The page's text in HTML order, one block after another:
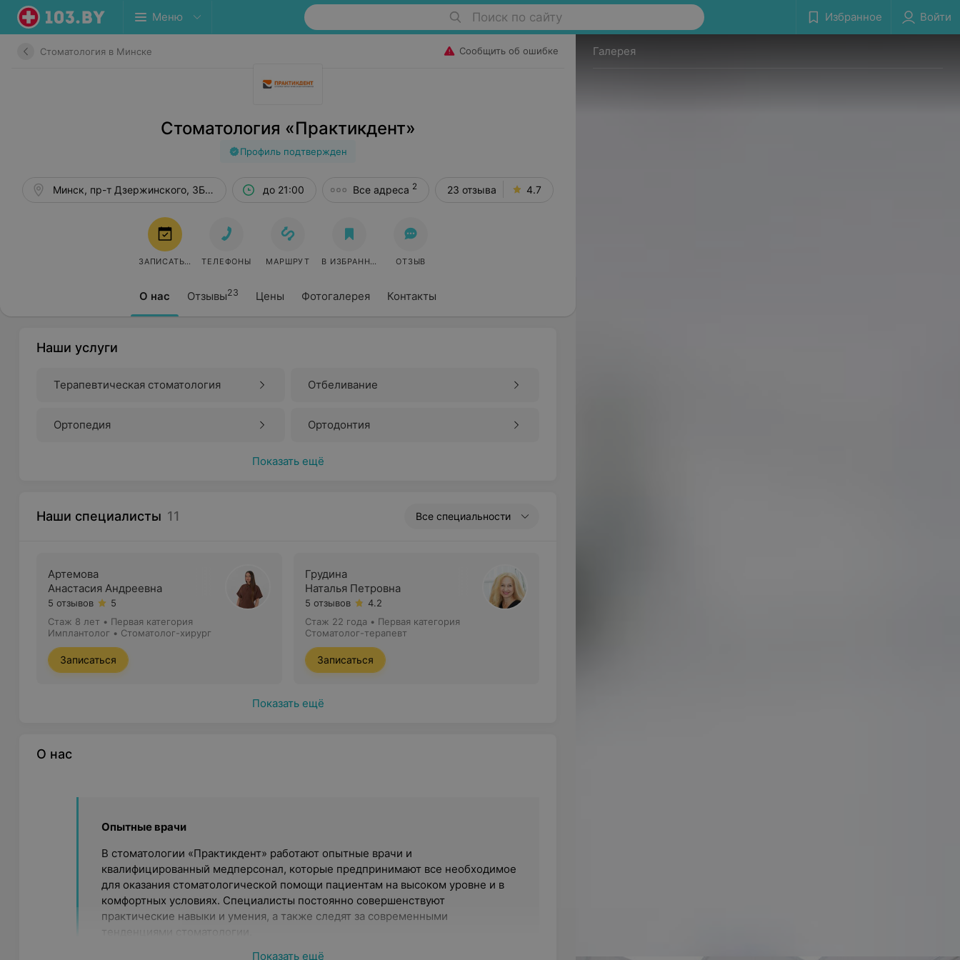
Меню Поиск по сайту Избранное Войти
Стоматология в Минске Сообщить об ошибке
Стоматология «Практикдент»
Профиль подтвержден
О нас Отзывы23 Цены Фотогалерея Контакты
Минск, пр-т Дзержинского, 3Б, эт. 6 до 21:00 Все адреса 2 23 отзыва 4.7
ЗАПИСАТЬСЯ ТЕЛЕФОНЫ МАРШРУТ В ИЗБРАННОЕ ОТЗЫВ
Наши услуги
Терапевтическая стоматология Отбеливание
Ортопедия Ортодонтия
Показать ещё
Наши специалисты 11 Все специальности
Артемова
Анастасия Андреевна
5 отзывов
5
Стаж 8 лет • Первая категория
Имплантолог • Стоматолог-хирург
Записаться
Грудина
Наталья Петровна
5 отзывов
4.2
Стаж 22 года • Первая категория
Стоматолог-терапевт
Записаться
Показать ещё
О нас
Опытные врачи
В стоматологии «Практикдент» работают опытные врачи и
квалифицированный медперсонал, которые предпринимают все необходимое
для оказания стоматологической помощи пациентам на высоком уровне и в
комфортных условиях. Специалисты постоянно совершенствуют
практические навыки и умения, а также следят за современными
тенденциями стоматологии.
Показать ещё
Галерея